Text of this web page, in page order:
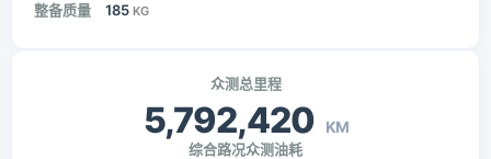
整备质量 185 KG
众测总里程
5,792,420 KM
综合路况众测油耗